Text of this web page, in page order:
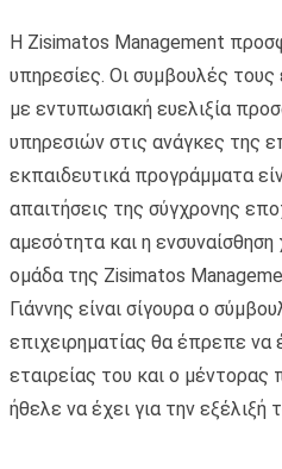
H Zisimatos Management
υπηρεσίες. Oι συμβουλές
με εντυπωσιακή ευελιξία
υπηρεσιών στις ανάγκες της
εκπαιδευτικά προγράμματα
απαιτήσεις της σύγχρονης
αμεσότητα και η
ομάδα της Zisimatos
Γιάννης είναι σίγουρα ο
επιχειρηματίας θα έπρεπε να
εταιρείας του και ο
ήθελε να έχει για την εξέλιξή